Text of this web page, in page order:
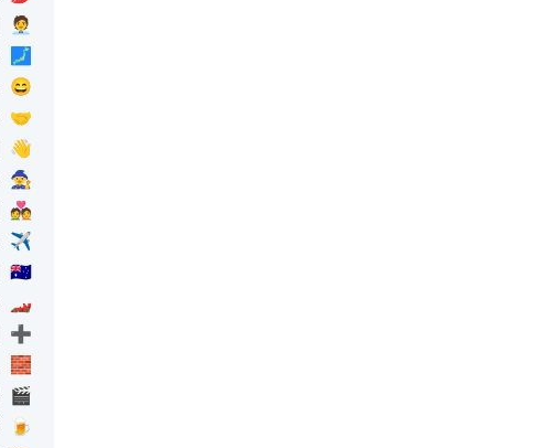
🧑‍💼
🗾
😄
🤝
👋
🧙
💑
✈️
🇺🇦
🏎️
➕
🧱
🎬
🍺